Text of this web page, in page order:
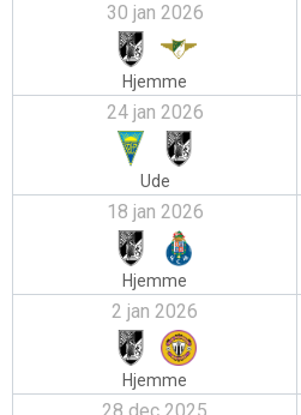
30 jan 2026
Hjemme
24 jan 2026
Ude
18 jan 2026
Hjemme
2 jan 2026
Hjemme